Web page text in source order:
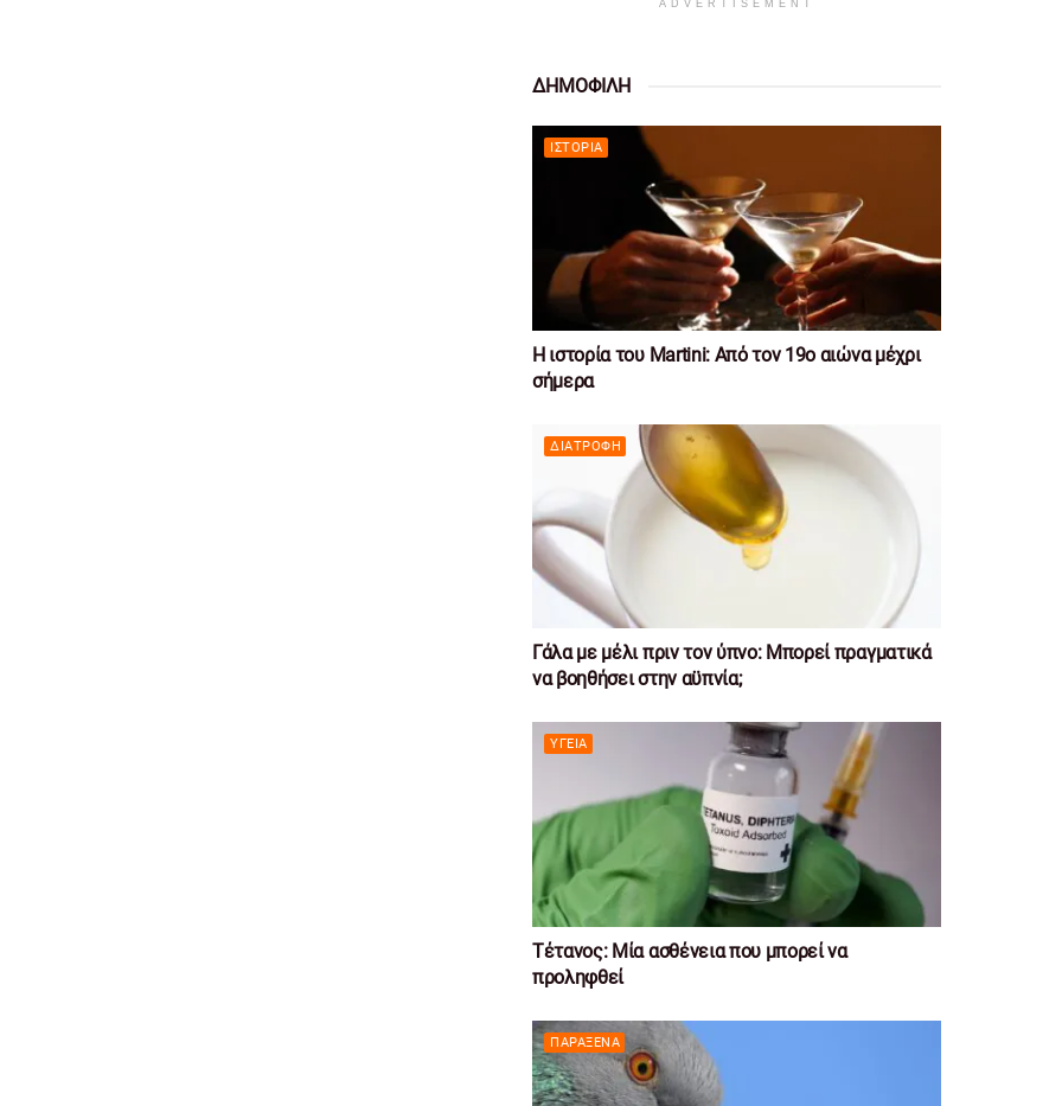
ADVERTISEMENT
ΔΗΜΟΦΙΛΗ
ΙΣΤΟΡΊΑ
Η ιστορία του Martini: Από τον 19ο αιώνα μέχρι
σήμερα
ΔΙΑΤΡΟΦΉ
Γάλα με μέλι πριν τον ύπνο: Μπορεί πραγματικά
να βοηθήσει στην αϋπνία;
ΥΓΕΊΑ
Τέτανος: Μία ασθένεια που μπορεί να
προληφθεί
ΠΑΡΆΞΕΝΑ